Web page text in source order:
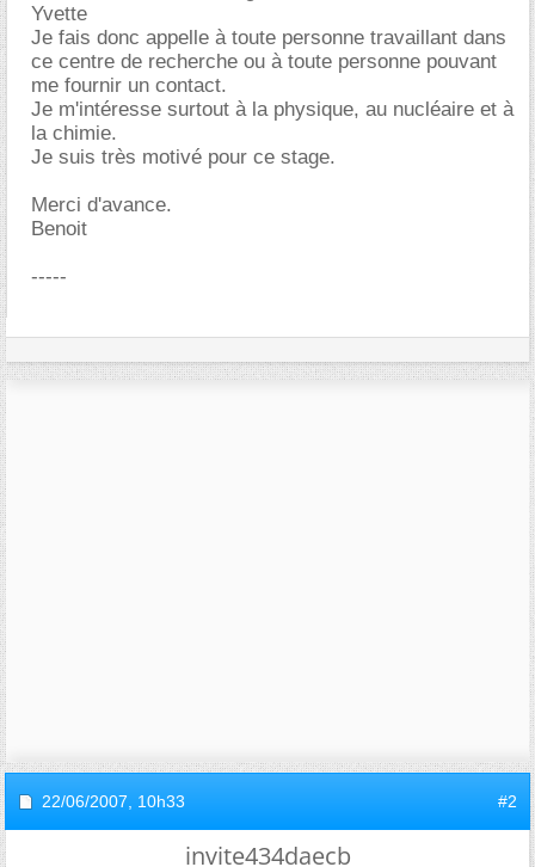
Yvette
Je fais donc appelle à toute personne travaillant dans
ce centre de recherche ou à toute personne pouvant
me fournir un contact.
Je m'intéresse surtout à la physique, au nucléaire et à
la chimie.
Je suis très motivé pour ce stage.
Merci d'avance.
Benoit
-----
22/06/2007, 10h33 #2
invite434daecb